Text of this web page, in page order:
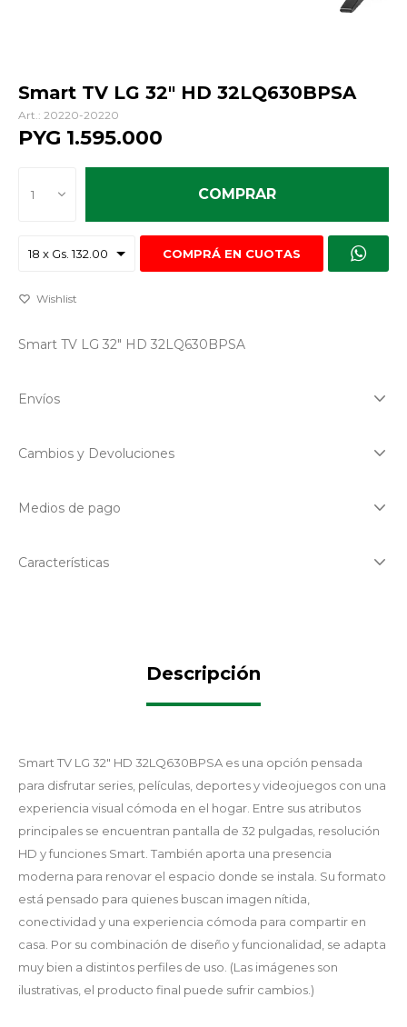
Smart TV LG 32" HD 32LQ630BPSA
20220-20220
PYG 1.595.000
1 COMPRAR
COMPRÁ EN CUOTAS
Smart TV LG 32" HD 32LQ630BPSA
Envíos
Cambios y Devoluciones
Medios de pago
Características
Descripción
Smart TV LG 32" HD 32LQ630BPSA es una opción pensada
para disfrutar series, películas, deportes y videojuegos con una
experiencia visual cómoda en el hogar. Entre sus atributos
principales se encuentran pantalla de 32 pulgadas, resolución
HD y funciones Smart. También aporta una presencia
moderna para renovar el espacio donde se instala. Su formato
está pensado para quienes buscan imagen nítida,
conectividad y una experiencia cómoda para compartir en
casa. Por su combinación de diseño y funcionalidad, se adapta
muy bien a distintos perfiles de uso. (Las imágenes son
ilustrativas, el producto final puede sufrir cambios.)